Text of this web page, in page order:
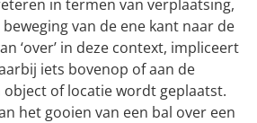
in termen van verplaatsing,
van de ene kant naar de
‘over’ in deze context, impliceert
iets bovenop of aan de
of locatie wordt geplaatst.
het gooien van een bal over een